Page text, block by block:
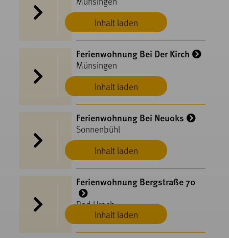
Inhalt laden
Inhalt laden
Ferienwohnung Bei Der Kirch
Münsingen
Inhalt laden
Ferienwohnung Bei Neuoks
Sonnenbühl
Inhalt laden
Ferienwohnung Bergstraße 70
Bad Urach